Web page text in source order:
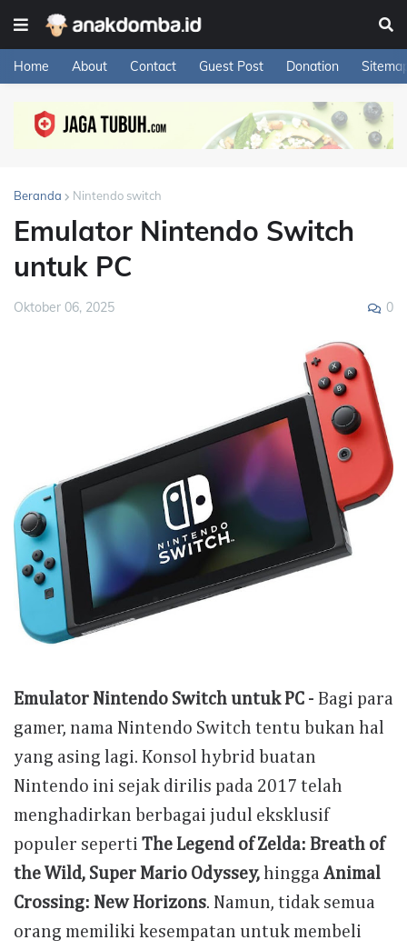
Home About Contact Guest Post Donation
Beranda Nintendo switch
Emulator Nintendo Switch
untuk PC
Oktober 06, 2025 0
Emulator Nintendo Switch untuk PC - Bagi para
gamer, nama Nintendo Switch tentu bukan hal
yang asing lagi. Konsol hybrid buatan
Nintendo ini sejak dirilis pada 2017 telah
menghadirkan berbagai judul eksklusif
populer seperti The Legend of Zelda: Breath of
the Wild, Super Mario Odyssey, hingga Animal
Crossing: New Horizons. Namun, tidak semua
orang memiliki kesempatan untuk membeli